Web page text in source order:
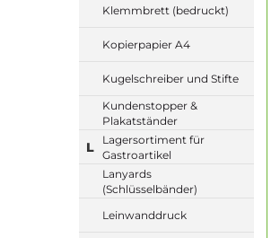
Klemmbrett (bedruckt)
Kopierpapier A4
Kugelschreiber und Stifte
Kundenstopper &
Plakatständer
L
Lagersortiment für
Gastroartikel
Lanyards
(Schlüsselbänder)
Leinwanddruck